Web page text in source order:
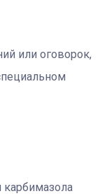
или оговорок,
карбимазола